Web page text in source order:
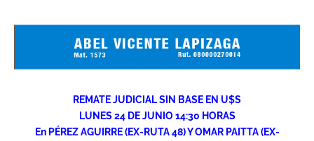
REMATE JUDICIAL SIN BASE EN U$S
LUNES 24 DE JUNIO 14:30 HORAS
En PÉREZ AGUIRRE (EX-RUTA 48) Y OMAR PAITTA (EX-